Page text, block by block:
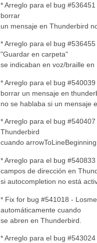
* Arreglo para el bug
borrar
un mensaje en Thunderbird
* Arreglo para el bug
"Guardar en carpeta"
se indicaban en voz/braille
* Arreglo para el bug
borrar un mensaje en
no se hablaba si un mensaje
* Arreglo para el bug
Thunderbird
cuando
* Arreglo para el bug
campos de dirección en
si autocompletion no está
* Fix for bug #541018 -
automáticamente cuando
se abren en Thunderbird.
* Arreglo para el bug